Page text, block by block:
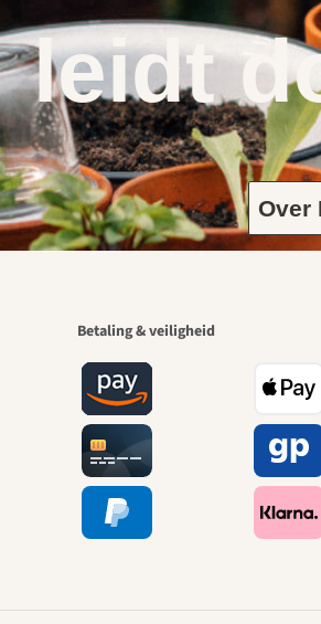
leidt
Over
Betaling & veiligheid